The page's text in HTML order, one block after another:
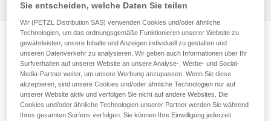
Alle technischen Anwendungen 2
Verwendung einer einzigen Seilklemme?
Sie entscheiden, welche Daten Sie teilen
Wir (PETZL Distribution SAS) verwenden Cookies und/oder ähnliche
Technologien, um das ordnungsgemäße Funktionieren unserer Website zu
gewährleisten, unsere Inhalte und Anzeigen individuell zu gestalten und
unseren Datenverkehr zu analysieren. Wir geben auch Informationen über Ihr
Surfverhalten auf unserer Website an unsere Analyse-, Werbe- und Social-
Media-Partner weiter, um unsere Werbung anzupassen. Wenn Sie diese
akzeptieren, sind unsere Cookies und/oder ähnliche Technologien nur auf
unserer Website aktiv und verfolgen Sie nicht auf andere Websites. Die
Cookies und/oder ähnliche Technologien unserer Partner werden Sie während
Ihres gesamten Surfens verfolgen. Sie können Ihre Einwilligung jederzeit